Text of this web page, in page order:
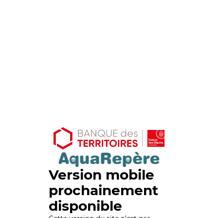
Version mobile
prochainement
disponible